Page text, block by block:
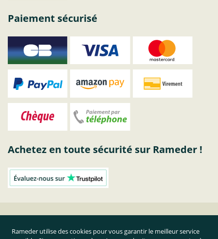
Paiement sécurisé
Achetez en toute sécurité sur Rameder !
Rameder utilise des cookies pour vous garantir le meilleur service